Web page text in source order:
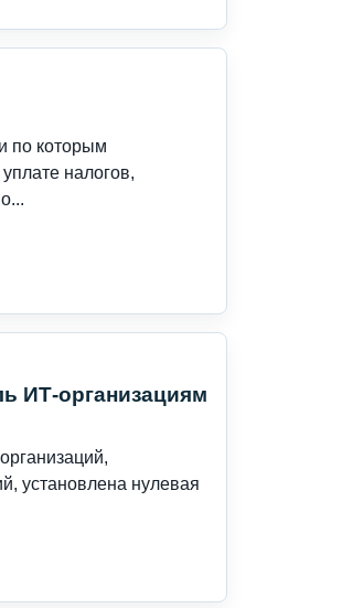
по которым
налогов,
ИТ-организациям
установлена нулевая